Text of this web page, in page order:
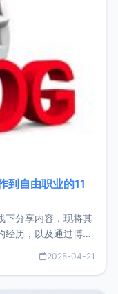
到自由职业的11
下分享内容，现将其
经历，以及通过博客
现状。自我介绍大
2025-04-21